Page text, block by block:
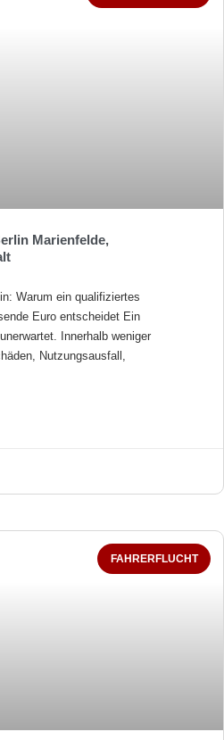
Marienfelde,
Warum ein qualifiziertes
Euro entscheidet Ein
Innerhalb weniger
Nutzungsausfall,
FAHRERFLUCHT